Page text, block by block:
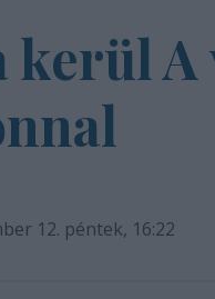
kerül
12. péntek, 16:22